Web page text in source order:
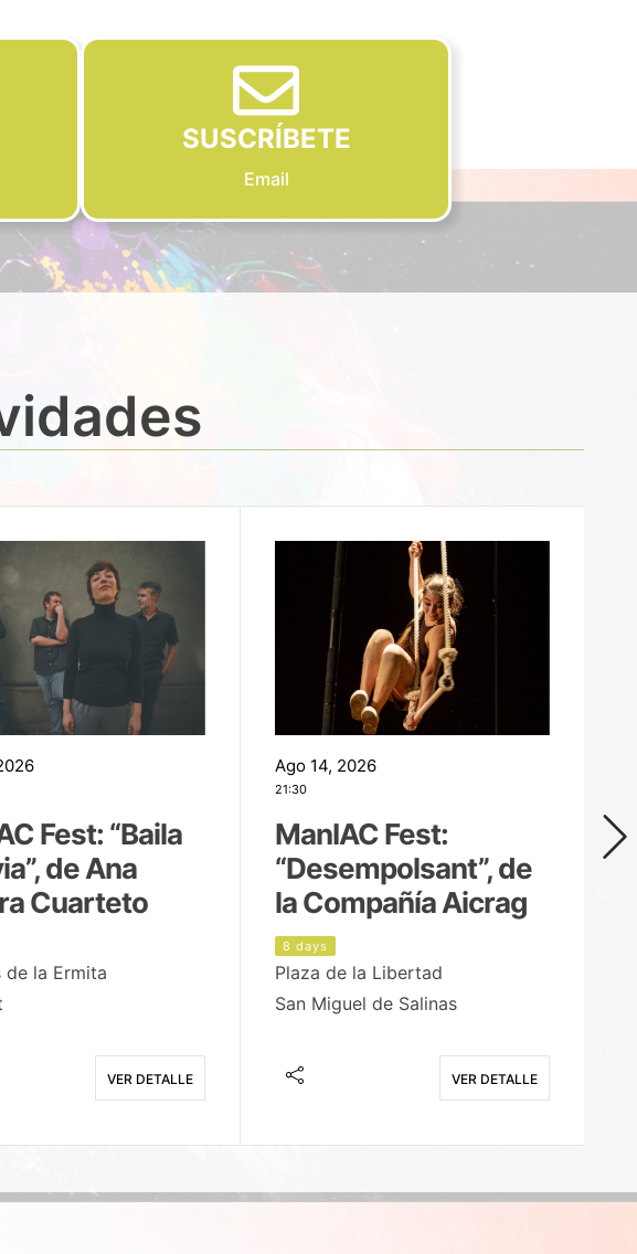
SUSCRÍBETE
Email
Fest: “Baila
de Ana
Cuarteto
de la Ermita
VER DETALLE
Ago 14, 2026
21:30
ManIAC Fest:
“Desempolsant”, de
la Compañía Aicrag
8 days
Plaza de la Libertad
San Miguel de Salinas
VER DETALLE